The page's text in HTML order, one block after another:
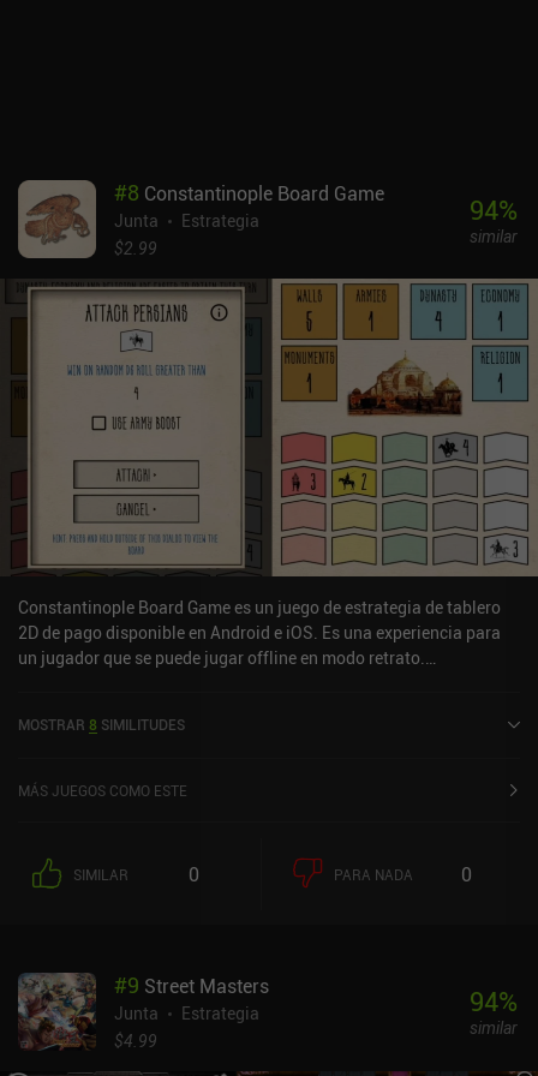
digital. Through The Ages es un juego premium de 9,99 $ con un
DLC de expansión de 4,99 $ y está casi garantizado que
impresionará a cualquiera que ame los juegos de mesa de
estrategia.
#8 Constantinople Board Game
Junta
Estrategia
$2.99
94%
similar
Constantinople Board Game es un juego de estrategia de tablero
2D de pago disponible en Android e iOS. Es una experiencia para
un jugador que se puede jugar offline en modo retrato.
en la App Store de iOS.
MOSTRAR 8 SIMILITUDES
MÁS JUEGOS COMO ESTE
SIMILAR 0 PARA NADA 0
#9 Street Masters
Junta
Estrategia
$4.99
94%
similar